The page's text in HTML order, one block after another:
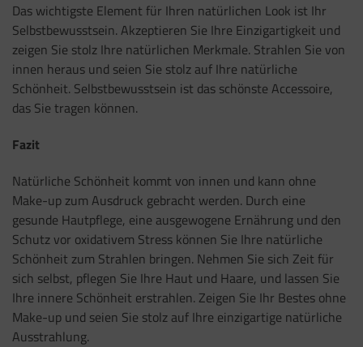
Das wichtigste Element für Ihren natürlichen Look ist Ihr
Selbstbewusstsein. Akzeptieren Sie Ihre Einzigartigkeit und
zeigen Sie stolz Ihre natürlichen Merkmale. Strahlen Sie von
innen heraus und seien Sie stolz auf Ihre natürliche
Schönheit. Selbstbewusstsein ist das schönste Accessoire,
das Sie tragen können.
Fazit
Natürliche Schönheit kommt von innen und kann ohne
Make-up zum Ausdruck gebracht werden. Durch eine
gesunde Hautpflege, eine ausgewogene Ernährung und den
Schutz vor oxidativem Stress können Sie Ihre natürliche
Schönheit zum Strahlen bringen. Nehmen Sie sich Zeit für
sich selbst, pflegen Sie Ihre Haut und Haare, und lassen Sie
Ihre innere Schönheit erstrahlen. Zeigen Sie Ihr Bestes ohne
Make-up und seien Sie stolz auf Ihre einzigartige natürliche
Ausstrahlung.